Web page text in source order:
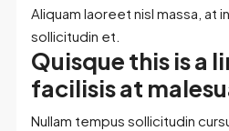
Aliquam laoreet nisl massa, at
sollicitudin et.
Quisque this is a
facilisis at
Nullam tempus sollicitudin